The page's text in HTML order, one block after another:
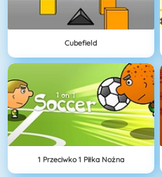
Cubefield
1 Przeciwko 1 Piłka Nożna